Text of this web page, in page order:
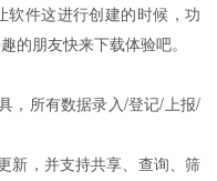
软件这进行创建的时候，功
的朋友快来下载体验吧。
，所有数据录入/登记/上报/
新，并支持共享、查询、筛